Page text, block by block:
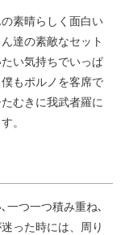
素晴らしく面白い
達の素敵なセット
い気持ちでいっぱ
もポルノを客席で
むきに我武者羅に
。
一つ一つ積み重ね､
った時には、周り